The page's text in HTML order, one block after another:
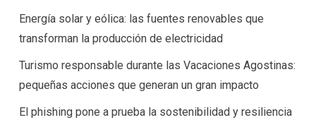
Energía solar y eólica: las fuentes renovables que
transforman la producción de electricidad
Turismo responsable durante las Vacaciones Agostinas:
pequeñas acciones que generan un gran impacto
El phishing pone a prueba la sostenibilidad y resiliencia